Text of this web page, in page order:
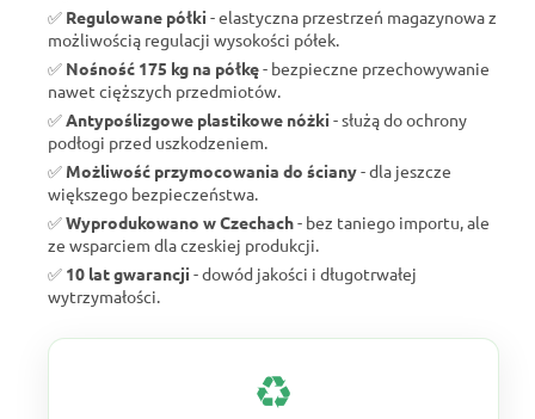
✅ Regulowane półki - elastyczna przestrzeń magazynowa z
możliwością regulacji wysokości półek.
✅ Nośność 175 kg na półkę- bezpieczne przechowywanie
nawet cięższych przedmiotów.
✅ Antypoślizgowe plastikowe nóżki - służą do ochrony
podłogi przed uszkodzeniem.
✅ Możliwość przymocowania do ściany- dla jeszcze
większego bezpieczeństwa.
✅Wyprodukowano w Czechach- bez taniego importu, ale
ze wsparciem dla czeskiej produkcji.
✅ 10 lat gwarancji - dowód jakości i długotrwałej
wytrzymałości.
♻️